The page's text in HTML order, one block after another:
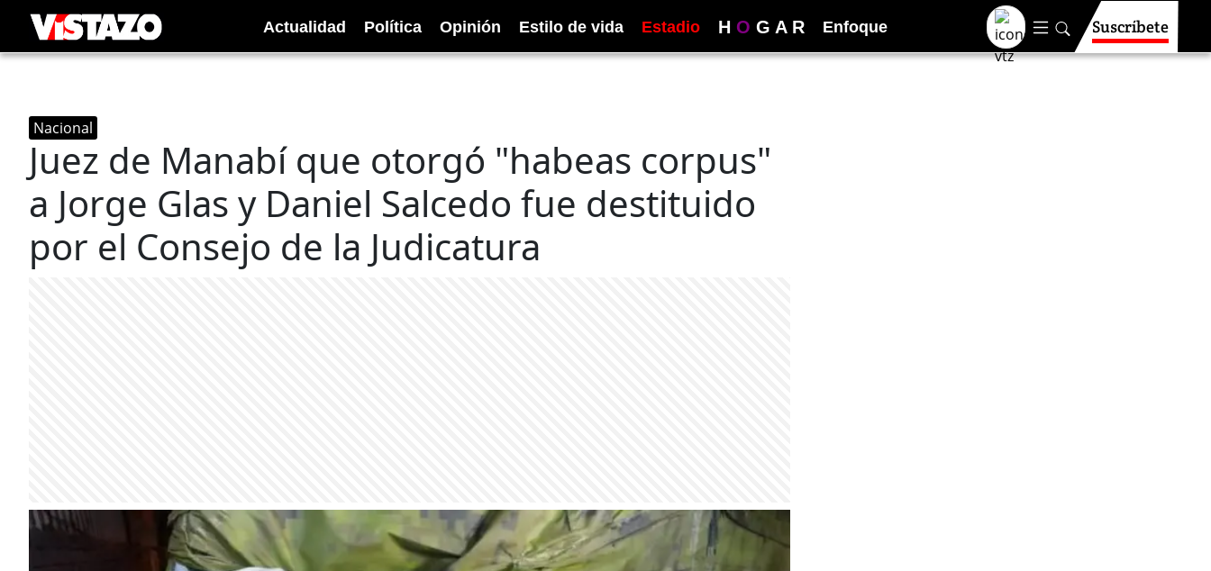
Actualidad Política Opinión Estilo de vida Estadio H O G A R Enfoque Suscríbete
Nacional
Juez de Manabí que otorgó "habeas corpus"
a Jorge Glas y Daniel Salcedo fue destituido
por el Consejo de la Judicatura